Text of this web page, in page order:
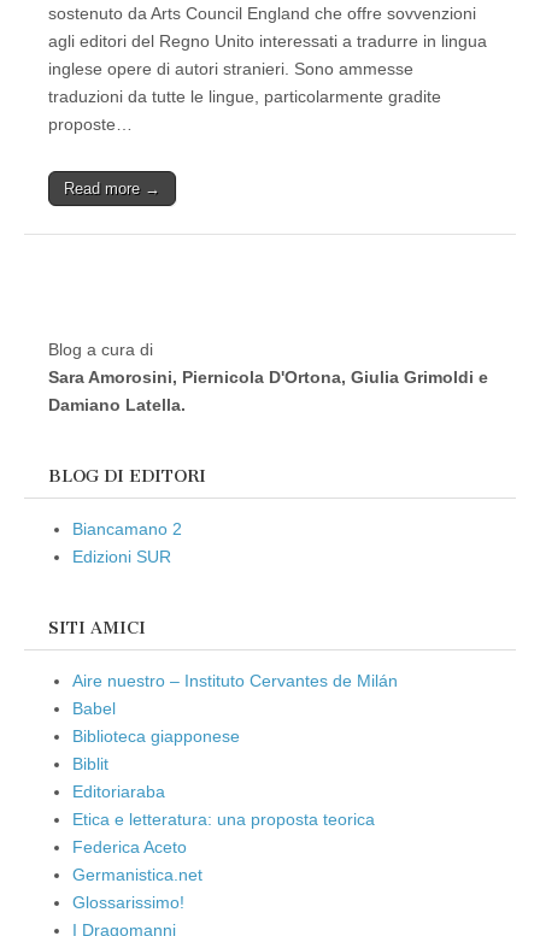
sostenuto da Arts Council England che offre sovvenzioni
agli editori del Regno Unito interessati a tradurre in lingua
inglese opere di autori stranieri. Sono ammesse
traduzioni da tutte le lingue, particolarmente gradite
proposte…
Read more →
Blog a cura di
Sara Amorosini, Piernicola D'Ortona, Giulia Grimoldi e
Damiano Latella.
BLOG DI EDITORI
Biancamano 2
Edizioni SUR
SITI AMICI
Aire nuestro – Instituto Cervantes de Milán
Babel
Biblioteca giapponese
Biblit
Editoriaraba
Etica e letteratura: una proposta teorica
Federica Aceto
Germanistica.net
Glossarissimo!
I Dragomanni